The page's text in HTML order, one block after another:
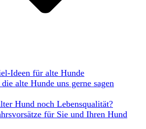
Ideen für alte Hunde
alte Hunde uns gerne sagen
Hund noch Lebensqualität?
für Sie und Ihren Hund